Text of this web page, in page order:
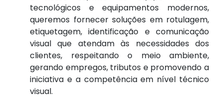
tecnológicos e equipamentos modernos,
queremos fornecer soluções em rotulagem,
etiquetagem, identificação e comunicação
visual que atendam às necessidades dos
clientes, respeitando o meio ambiente,
gerando empregos, tributos e promovendo a
iniciativa e a competência em nível técnico
visual.